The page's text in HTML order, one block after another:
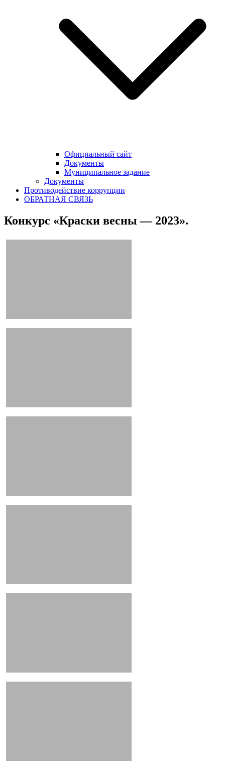
Официальный сайт
Документы
Муниципальное задание
Документы
Противодействие коррупции
ОБРАТНАЯ СВЯЗЬ
Конкурс «Краски весны — 2023».